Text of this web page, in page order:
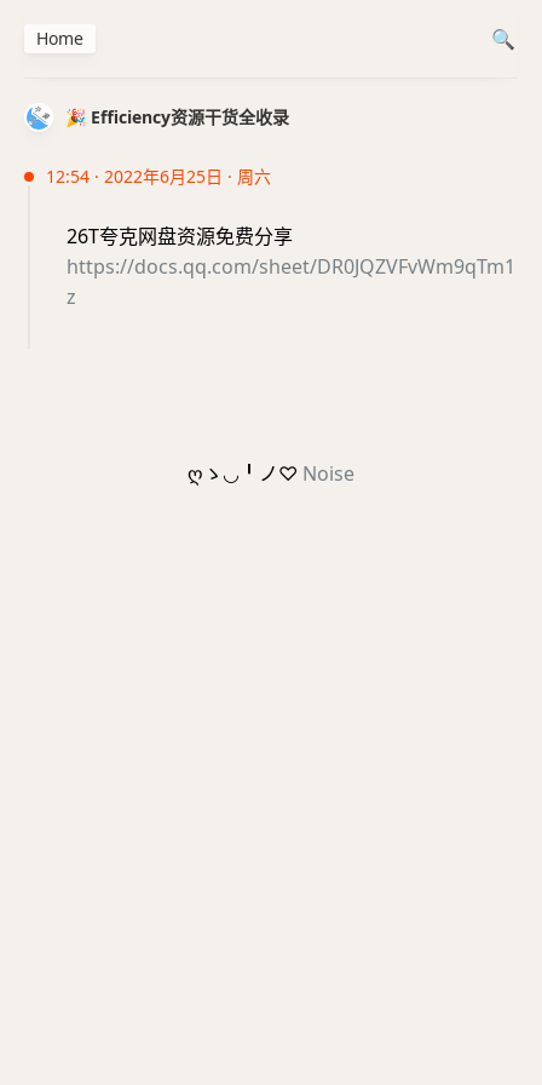
🎉 Efficiency资源干货全收录
12:54 · 2022年6月25日 · 周六
26T夸克网盘资源免费分享
https://docs.qq.com/sheet/DR0JQZVFvWm9qTm1
z
Home
ღゝ◡╹ノ♡ Noise